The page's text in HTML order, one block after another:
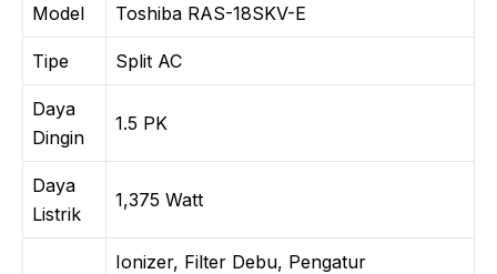
Model Toshiba RAS-18SKV-E
Tipe Split AC
Daya
Dingin
1.5 PK
Daya
Listrik
1,375 Watt
Ionizer, Filter Debu, Pengatur